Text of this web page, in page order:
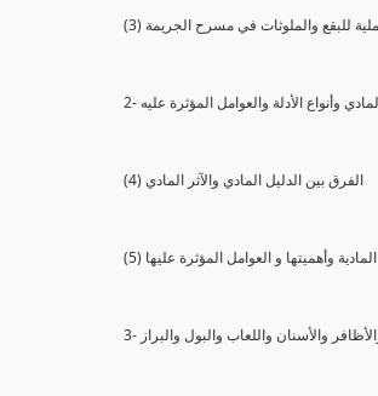
للبقع والملوثات في مسرح الجريمة
وأنواع الأدلة والعوامل المؤثرة عليه
(4) الفرق بين الدليل المادي والآثر المادي
المادية وأهميتها و العوامل المؤثرة عليها
والأسنان واللعاب والبول والبراز